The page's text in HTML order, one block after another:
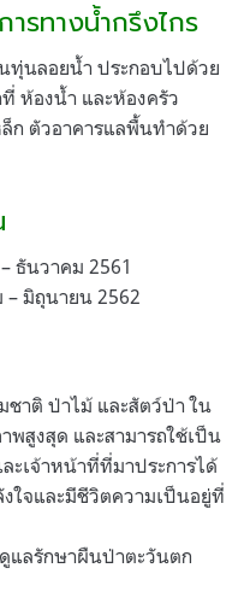
รทางน้ำกรึงไกร
ทุ่นลอยน้ำ ประกอบไปด้วย
ห้องน้ำ และห้องครัว
ก ตัวอาคารแลพื้นทำด้วย
ธันวาคม 2561
– มิถุนายน 2562
ชาติ ป่าไม้ และสัตว์ป่า ใน
พสูงสุด และสามารถใช้เป็น
ะเจ้าหน้าที่ที่มาประการได้
ใจและมีชีวิตความเป็นอยู่ที่
แลรักษาผืนป่าตะวันตก